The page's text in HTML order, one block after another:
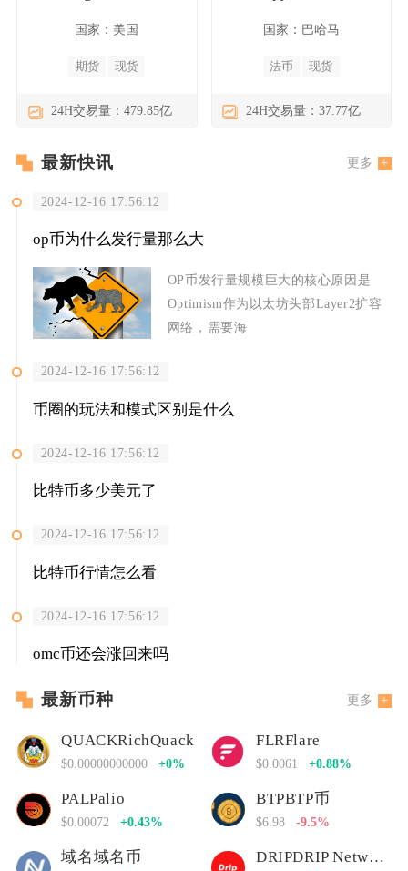
国家：美国
期货 现货
24H交易量：479.85亿
国家：巴哈马
法币 现货
24H交易量：37.77亿
最新快讯 更多
2024-12-16 17:56:12
op币为什么发行量那么大
OP币发行量规模巨大的核心原因是
Optimism作为以太坊头部Layer2扩容
网络，需要海
2024-12-16 17:56:12
币圈的玩法和模式区别是什么
2024-12-16 17:56:12
比特币多少美元了
2024-12-16 17:56:12
比特币行情怎么看
2024-12-16 17:56:12
omc币还会涨回来吗
最新币种 更多
QUACKRichQuack
$0.00000000000 +0%
FLRFlare
$0.0061 +0.88%
PALPalio
$0.00072 +0.43%
BTPBTP币
$6.98 -9.5%
域名域名币 DRIPDRIP Network